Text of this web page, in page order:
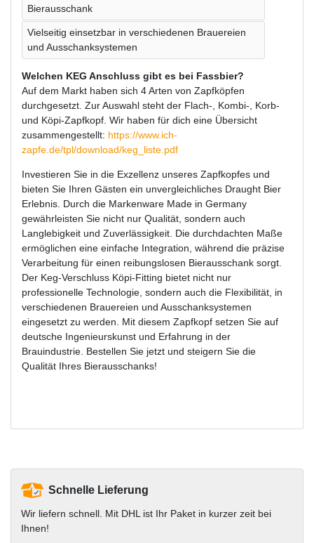
Bierausschank
Vielseitig einsetzbar in verschiedenen Brauereien
und Ausschanksystemen
Welchen KEG Anschluss gibt es bei Fassbier?
Auf dem Markt haben sich 4 Arten von Zapfköpfen
durchgesetzt. Zur Auswahl steht der Flach-, Kombi-, Korb-
und Köpi-Zapfkopf. Wir haben für dich eine Übersicht
zusammengestellt: https://www.ich-
zapfe.de/tpl/download/keg_liste.pdf
Investieren Sie in die Exzellenz unseres Zapfkopfes und
bieten Sie Ihren Gästen ein unvergleichliches Draught Bier
Erlebnis. Durch die Markenware Made in Germany
gewährleisten Sie nicht nur Qualität, sondern auch
Langlebigkeit und Zuverlässigkeit. Die durchdachten Maße
ermöglichen eine einfache Integration, während die präzise
Verarbeitung für einen reibungslosen Bierausschank sorgt.
Der Keg-Verschluss Köpi-Fitting bietet nicht nur
professionelle Technologie, sondern auch die Flexibilität, in
verschiedenen Brauereien und Ausschanksystemen
eingesetzt zu werden. Mit diesem Zapfkopf setzen Sie auf
deutsche Ingenieurskunst und Erfahrung in der
Brauindustrie. Bestellen Sie jetzt und steigern Sie die
Qualität Ihres Bierausschanks!
Schnelle Lieferung
Wir liefern schnell. Mit DHL ist Ihr Paket in kurzer zeit bei
Ihnen!